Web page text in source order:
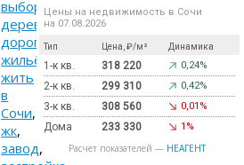
выбор ,
деревья ,
дороги,
жильё ,
жить
в
Сочи,
жк,
завод,
Цены на недвижимость в Сочи
на 07.08.2026
Тип Цена, ₽/м² Динамика
1-к кв. 318 220 0,24%
2-к кв. 299 310 0,42%
3-к кв. 308 560 0,01%
Дома 233 330 1%
Расчет показателей — НЕАГЕНТ